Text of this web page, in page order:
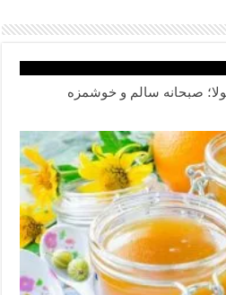
صبحانه سالم و خوشمزه